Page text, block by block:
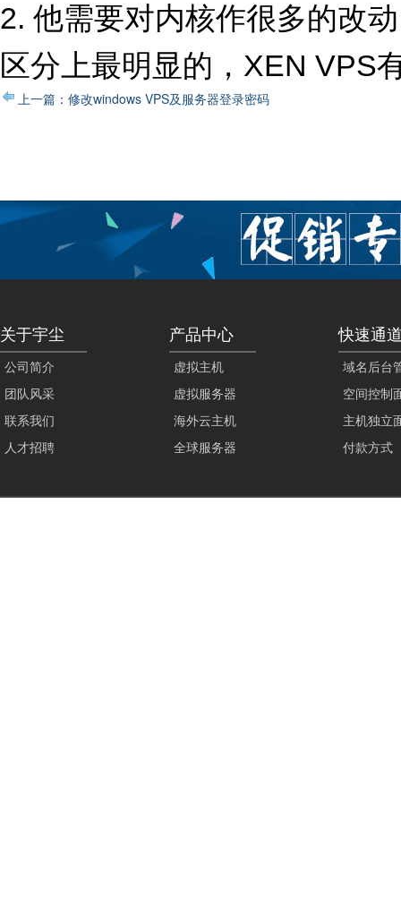
2. 他需要对内核作很多的改
区分上最明显的，XEN VPS
上一篇：修改windows VPS及服务器登录密码
关于宇尘
公司简介
团队风采
联系我们
人才招聘
产品中心
虚拟主机
虚拟服务器
海外云主机
全球服务器
快速通
域名后台
空间控制
主机独立
付款方式